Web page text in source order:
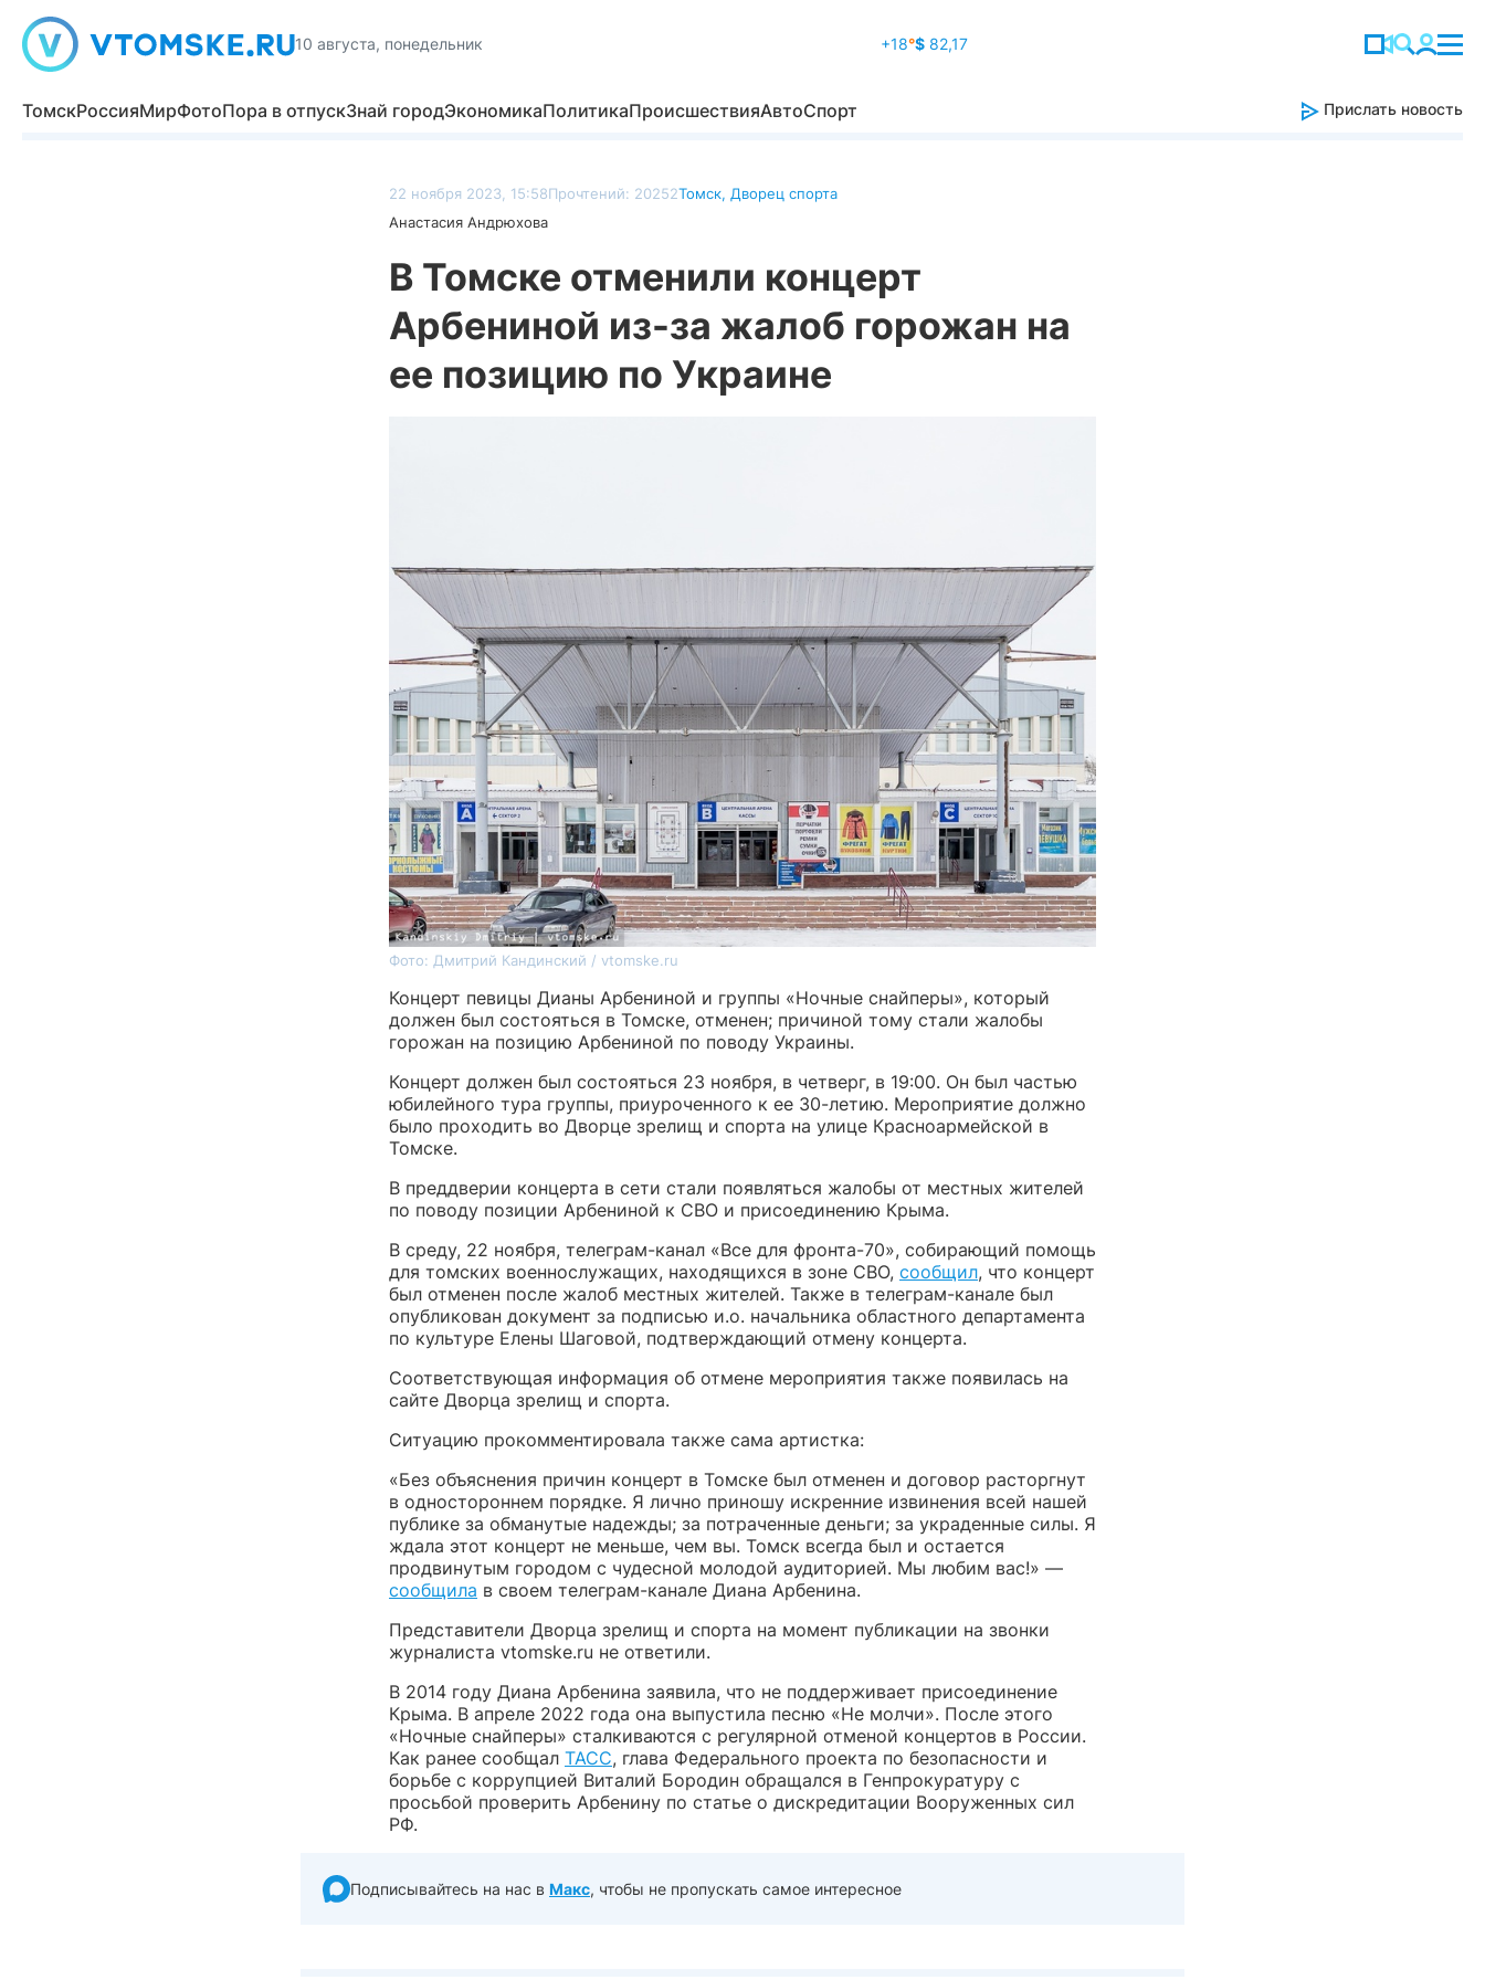
10 августа, понедельник +18°$82,17
ТомскРоссияМирФотоПора в отпускЗнай городЭкономикаПолитикаПроисшествияАвтоСпорт Прислать новость
22 ноября 2023, 15:58Прочтений: 20252Томск, Дворец спорта
Анастасия Андрюхова
В Томске отменили концерт
Арбениной из-за жалоб горожан на
ее позицию по Украине
Фото: Дмитрий Кандинский / vtomske.ru
Концерт певицы Дианы Арбениной и группы «Ночные снайперы», который
должен был состояться в Томске, отменен; причиной тому стали жалобы
горожан на позицию Арбениной по поводу Украины.
Концерт должен был состояться 23 ноября, в четверг, в 19:00. Он был частью
юбилейного тура группы, приуроченного к ее 30-летию. Мероприятие должно
было проходить во Дворце зрелищ и спорта на улице Красноармейской в
Томске.
В преддверии концерта в сети стали появляться жалобы от местных жителей
по поводу позиции Арбениной к СВО и присоединению Крыма.
В среду, 22 ноября, телеграм-канал «Все для фронта-70», собирающий помощь
для томских военнослужащих, находящихся в зоне СВО, сообщил, что концерт
был отменен после жалоб местных жителей. Также в телеграм-канале был
опубликован документ за подписью и.о. начальника областного департамента
по культуре Елены Шаговой, подтверждающий отмену концерта.
Соответствующая информация об отмене мероприятия также появилась на
сайте Дворца зрелищ и спорта.
Ситуацию прокомментировала также сама артистка:
«Без объяснения причин концерт в Томске был отменен и договор расторгнут
в одностороннем порядке. Я лично приношу искренние извинения всей нашей
публике за обманутые надежды; за потраченные деньги; за украденные силы. Я
ждала этот концерт не меньше, чем вы. Томск всегда был и остается
продвинутым городом с чудесной молодой аудиторией. Мы любим вас!» —
сообщила в своем телеграм-канале Диана Арбенина.
Представители Дворца зрелищ и спорта на момент публикации на звонки
журналиста vtomske.ru не ответили.
В 2014 году Диана Арбенина заявила, что не поддерживает присоединение
Крыма. В апреле 2022 года она выпустила песню «Не молчи». После этого
«Ночные снайперы» сталкиваются с регулярной отменой концертов в России.
Как ранее сообщал ТАСС, глава Федерального проекта по безопасности и
борьбе с коррупцией Виталий Бородин обращался в Генпрокуратуру с
просьбой проверить Арбенину по статье о дискредитации Вооруженных сил
РФ.
Подписывайтесь на нас в Макс, чтобы не пропускать самое интересное